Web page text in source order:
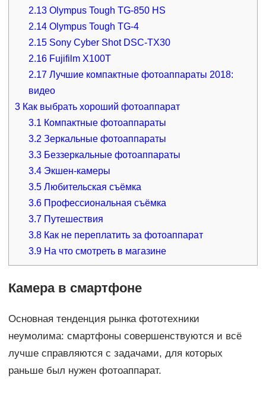
2.13 Olympus Tough TG-850 HS
2.14 Olympus Tough TG-4
2.15 Sony Cyber Shot DSC-TX30
2.16 Fujifilm X100T
2.17 Лучшие компактные фотоаппараты 2018:
видео
3Как выбрать хороший фотоаппарат
3.1 Компактные фотоаппараты
3.2 Зеркальные фотоаппараты
3.3 Беззеркальные фотоаппараты
3.4 Экшен-камеры
3.5 Любительская съёмка
3.6 Профессиональная съёмка
3.7 Путешествия
3.8 Как не переплатить за фотоаппарат
3.9 На что смотреть в магазине
Камера в смартфоне
Основная тенденция рынка фототехники
неумолима: смартфоны совершенствуются и всё
лучше справляются с задачами, для которых
раньше был нужен фотоаппарат.